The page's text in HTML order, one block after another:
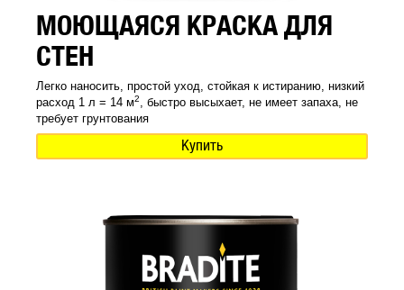
МОЮЩАЯСЯ КРАСКА ДЛЯ
СТЕН
Легко наносить, простой уход, стойкая к истиранию, низкий
расход 1 л = 14 м2
, быстро высыхает, не имеет запаха, не
требует грунтования
Купить